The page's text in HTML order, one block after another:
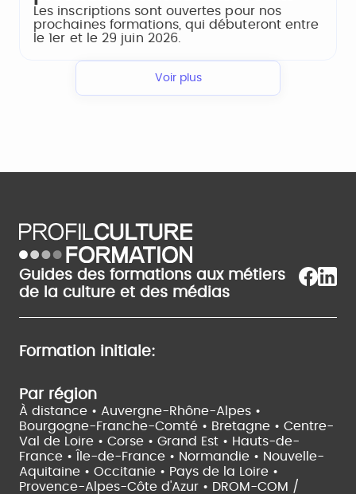
Les inscriptions sont ouvertes pour nos
prochaines formations, qui débuteront entre
le 1er et le 29 juin 2026.
Voir plus
Guides des formations aux métiers
de la culture et des médias
Formation initiale:
Par région
À distance • Auvergne-Rhône-Alpes •
Bourgogne-Franche-Comté • Bretagne • Centre-
Val de Loire • Corse • Grand Est • Hauts-de-
France •
Île-de-France • Normandie • Nouvelle-
Aquitaine • Occitanie • Pays de la Loire •
Provence-Alpes-Côte d'Azur • DROM-COM /